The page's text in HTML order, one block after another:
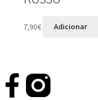
7,90€ Adicionar